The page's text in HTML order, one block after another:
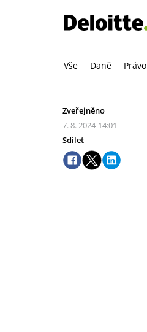
Vše Daně Právo
Zveřejněno
7. 8. 2024 14:01
Sdílet